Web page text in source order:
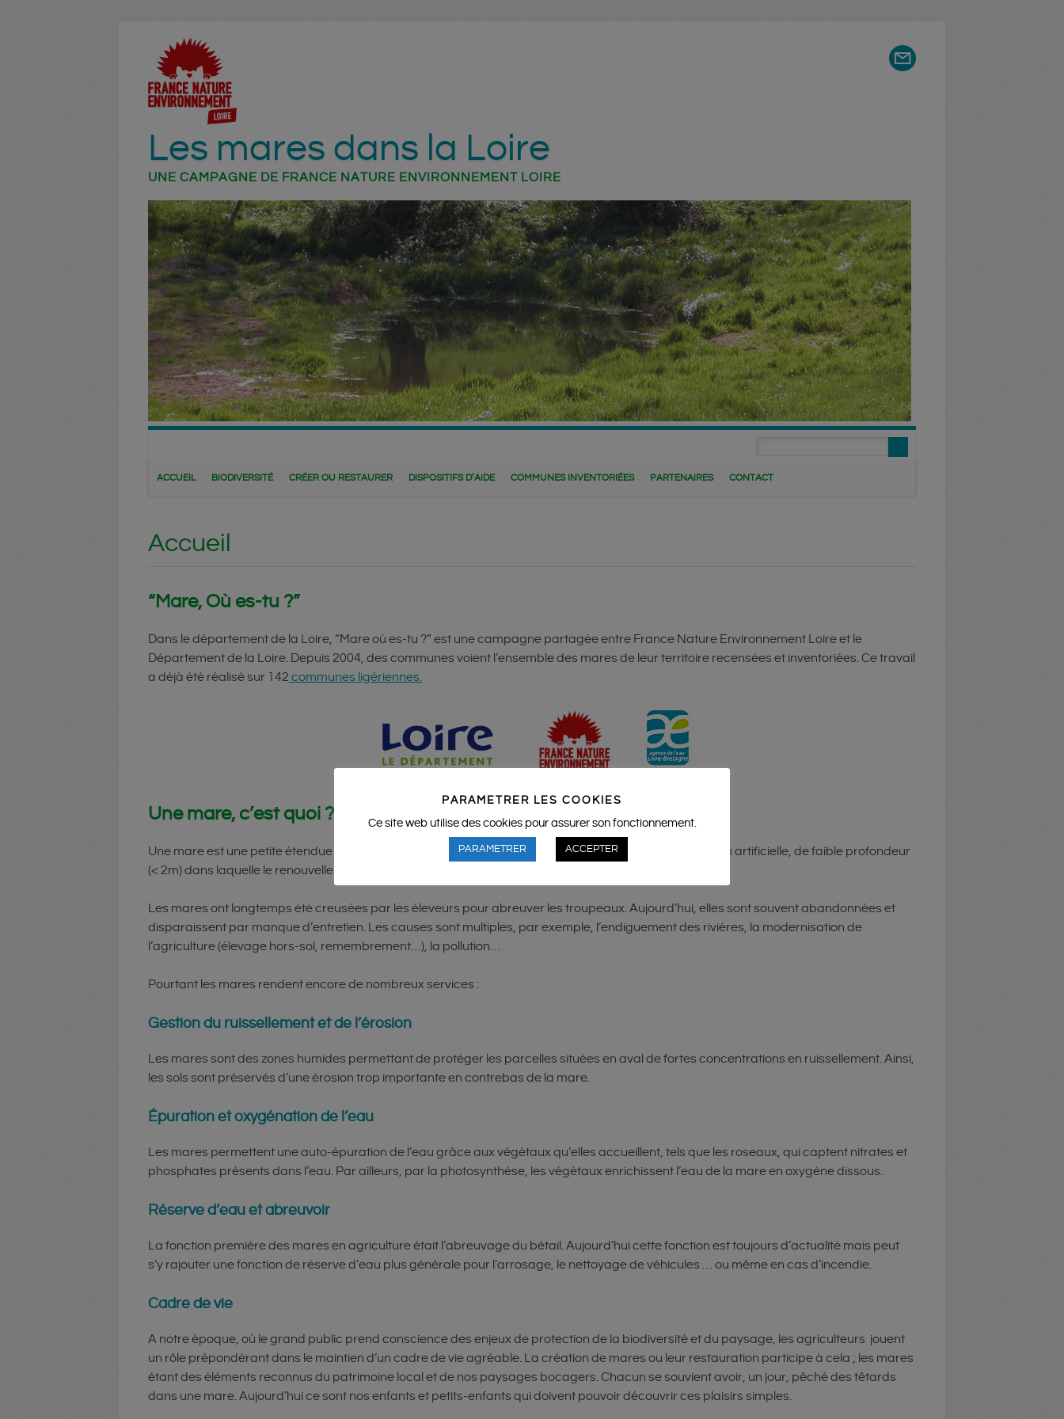
Les mares dans la Loire
UNE CAMPAGNE DE FRANCE NATURE ENVIRONNEMENT LOIRE
content
ACCUEIL BIODIVERSITÉ CRÉER OU RESTAURER DISPOSITIFS D’AIDE COMMUNES INVENTORIÉES PARTENAIRES CONTACT
Accueil
“Mare, Où es-tu ?”
Dans le département de la Loire, “Mare où es-tu ?” est une campagne partagée entre France Nature Environnement Loire et le
Département de la Loire. Depuis 2004, des communes voient l’ensemble des mares de leur territoire recensées et inventoriées. Ce travail
a déjà été réalisé sur 142 communes ligériennes.
Une mare, c’est quoi ?
Une mare est une petite étendue d’eau stagnante de 0,1m² à 2 000m² dans une dépression naturelle ou artificielle, de faible profondeur
(< 2m) dans laquelle le renouvellement de l’eau est limité. Son niveau peut varier au cours de l’année.
Les mares ont longtemps été creusées par les éleveurs pour abreuver les troupeaux. Aujourd’hui, elles sont souvent abandonnées et
disparaissent par manque d’entretien. Les causes sont multiples, par exemple, l’endiguement des rivières, la modernisation de
l’agriculture (élevage hors-sol, remembrement…), la pollution…
Pourtant les mares rendent encore de nombreux services :
Gestion du ruissellement et de l’érosion
Les mares sont des zones humides permettant de protéger les parcelles situées en aval de fortes concentrations en ruissellement. Ainsi,
les sols sont préservés d’une érosion trop importante en contrebas de la mare.
Épuration et oxygénation de l’eau
Les mares permettent une auto-épuration de l’eau grâce aux végétaux qu’elles accueillent, tels que les roseaux, qui captent nitrates et
phosphates présents dans l’eau. Par ailleurs, par la photosynthèse, les végétaux enrichissent l’eau de la mare en oxygène dissous.
Réserve d’eau et abreuvoir
La fonction première des mares en agriculture était l’abreuvage du bétail. Aujourd’hui cette fonction est toujours d’actualité mais peut
s’y rajouter une fonction de réserve d’eau plus générale pour l’arrosage, le nettoyage de véhicules … ou même en cas d’incendie.
Cadre de vie
A notre époque, où le grand public prend conscience des enjeux de protection de la biodiversité et du paysage, les agriculteurs jouent
un rôle prépondérant dans le maintien d’un cadre de vie agréable. La création de mares ou leur restauration participe à cela ; les mares
étant des éléments reconnus du patrimoine local et de nos paysages bocagers. Chacun se souvient avoir, un jour, pêché des têtards
dans une mare. Aujourd’hui ce sont nos enfants et petits-enfants qui doivent pouvoir découvrir ces plaisirs simples.
PARAMETRER LES COOKIES
Ce site web utilise des cookies pour assurer son fonctionnement.
PARAMETRER ACCEPTER